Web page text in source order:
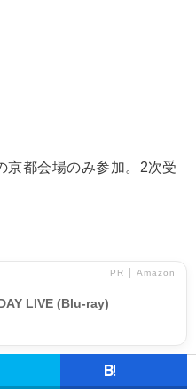
都会場のみ参加。2次受
PR │ Amazon
LIVE (Blu-ray)